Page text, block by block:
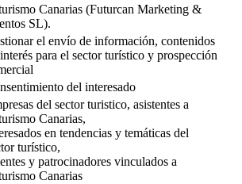
Canarias (Futurcan Marketing &
SL).
el envío de información, contenidos
para el sector turístico y prospección
del interesado
del sector turistico, asistentes a
Canarias,
en tendencias y temáticas del
turístico,
y patrocinadores vinculados a
Canarias